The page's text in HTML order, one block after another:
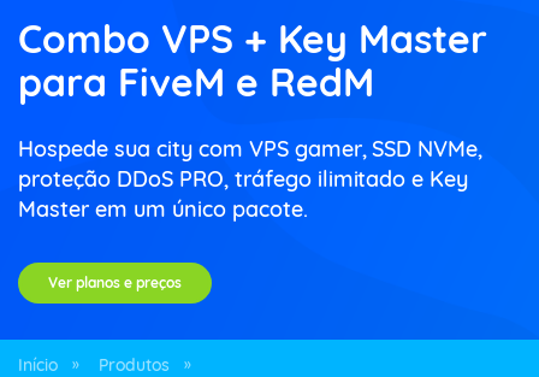
Combo VPS + Key Master
para FiveM e RedM
Hospede sua city com VPS gamer, SSD NVMe,
proteção DDoS PRO, tráfego ilimitado e Key
Master em um único pacote.
Ver planos e preços
Início » Produtos »